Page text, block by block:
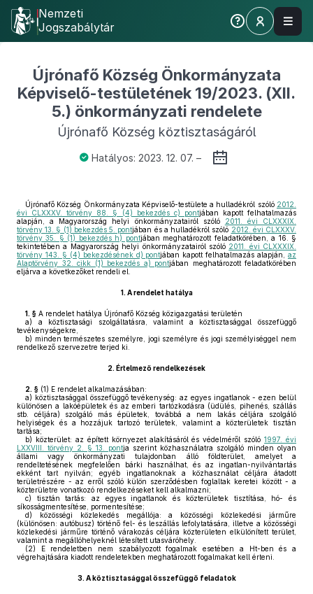
Nemzeti
Jogszabálytár
Újrónafő Község Önkormányzata
Képviselő-testületének 19/2023. (XII.
5.) önkormányzati rendelete
Újrónafő Község köztisztaságáról
Hatályos: 2023. 12. 07. –
Újrónafő Község Önkormányzata Képviselő-testülete a hulladékról szóló 2012.
évi CLXXXV. törvény 88. § (4) bekezdés c) pontjában kapott felhatalmazás
alapján, a Magyarország helyi önkormányzatairól szóló
2011. évi CLXXXIX.
törvény 13. § (1) bekezdés 5. pontjában és a hulladékról szóló 2012. évi CLXXXV.
törvény 35. § (1) bekezdés h) pontjában meghatározott feladatkörében, a 16. §
tekintetében a Magyarország helyi önkormányzatairól szóló 2011. évi CLXXXIX.
törvény 143. § (4) bekezdésének d) pontjában kapott felhatalmazás alapján,az
Alaptörvény 32. cikk (1) bekezdés a) pontjában meghatározott feladatkörében
eljárva a következőket rendeli el.
1. A rendelet hatálya
1. § A rendelet hatálya Újrónafő Község közigazgatási területén
a) a köztisztasági szolgáltatásra, valamint a köztisztasággal összefüggő
tevékenységekre,
b) minden természetes személyre, jogi személyre és jogi személyiséggel nem
rendelkező szervezetre terjed ki.
2. Értelmező rendelkezések
2. § (1) E rendelet alkalmazásában:
a) köztisztasággal összefüggő tevékenység: az egyes ingatlanok - ezen belül
különösen a lakóépületek és az emberi tartózkodásra (üdülés, pihenés, szállás
stb. céljára) szolgáló más épületek, továbbá a nem lakás céljára szolgáló
helyiségek és a hozzájuk tartozó területek, valamint a közterületek tisztán
tartása;
b) közterület: az épített környezet alakításáról és védelméről szóló1997. évi
LXXVIII. törvény 2. § 13. pontja szerint közhasználatra szolgáló minden olyan
állami vagy önkormányzati tulajdonban álló földterület, amelyet a
rendeltetésének megfelelően bárki használhat, és az ingatlan-nyilvántartás
ekként tart nyilván; egyéb ingatlanoknak a közhasználat céljára átadott
területrészére - az erről szóló külön szerződésben foglaltak keretei között - a
közterületre vonatkozó rendelkezéseket kell alkalmazni;
c) tisztán tartás: az egyes ingatlanok és közterületek tisztítása, hó- és
síkosságmentesítése, pormentesítése;
d) közösségi közlekedés megállója: a közösségi közlekedési járműre
(különösen: autóbusz) történő fel- és leszállás lefolytatására, illetve a közösségi
közlekedési járműre történő várakozás céljára közterületen elkülönített terület,
valamint a megállóhelyeknél létesített utasváróhely.
(2) E rendeletben nem szabályozott fogalmak esetében a Ht-ben és a
végrehajtására kiadott rendeletekben meghatározott fogalmakat kell érteni.
3. A köztisztasággal összefüggő feladatok